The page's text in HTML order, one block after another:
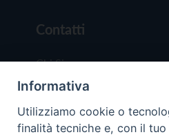
Contatti
Chi Siamo
Redazione
Scrivici
Informativa
Utilizziamo cookie o
finalità tecniche e, con il